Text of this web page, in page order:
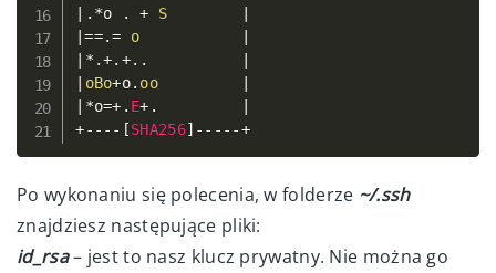
. *o . + S
|==.= o
* .+. +. .
oBo+o. oo
*o=+ . E+ .
+-- -- [SHA256] -- -- -+
Po wykonaniu się polecenia, w folderze ~/.ssh
znajdziesz następujące pliki:
id_rsa– jest to nasz klucz prywatny. Nie można go